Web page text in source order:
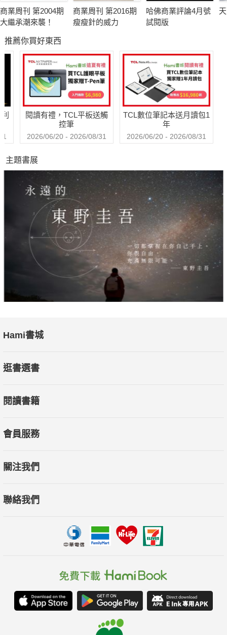
商業周刊 第2004期
大繼承潮來襲！
商業周刊 第2016期
瘦瘦針的威力
哈佛商業評論4月號
試閱版
推薦你買好東西
閱讀有禮，TCL平板送觸
控筆
2026/06/20 - 2026/08/31
TCL數位筆記本送月讀包1
年
2026/06/20 - 2026/08/31
主題書展
Hami書城
逛書選書
閱讀書籍
會員服務
關注我們
聯絡我們